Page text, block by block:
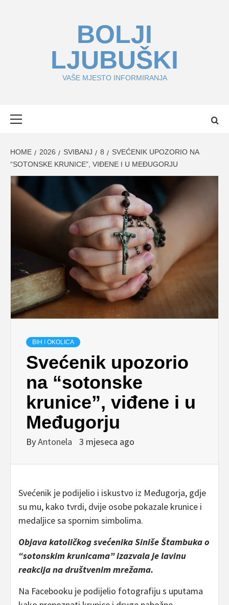
BOLJI
LJUBUŠKI
VAŠE MJESTO INFORMIRANJA
HOME 2026 SVIBANJ 8
SVEĆENIK UPOZORIO NA
“SOTONSKE KRUNICE”, VIĐENE I U MEĐUGORJU
BIH I OKOLICA
Svećenik upozorio
na “sotonske
krunice”, viđene i u
Međugorju
ByAntonela 3 mjeseca ago
Svećenik je podijelio i iskustvo iz Međugorja, gdje
su mu, kako tvrdi, dvije osobe pokazale krunice i
medaljice sa spornim simbolima.
Objava katoličkog svećenika Siniše Štambuka o
“sotonskim krunicama” izazvala je lavinu
reakcija na društvenim mrežama.
Na Facebooku je podijelio fotografiju s uputama